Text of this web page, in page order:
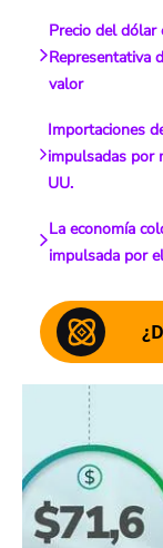
Precio del dólar
Representativa
valor
Importaciones
impulsadas por
UU.
La economía
impulsada por